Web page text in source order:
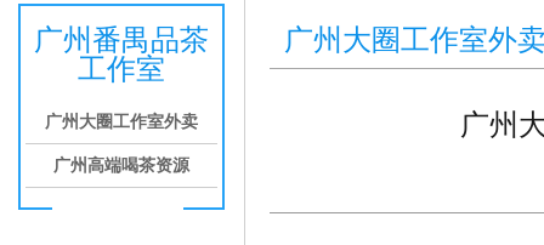
广州番禺品茶
工作室
广州大圈工作室外卖
广州高端喝茶资源
广州大圈工作室外
广州